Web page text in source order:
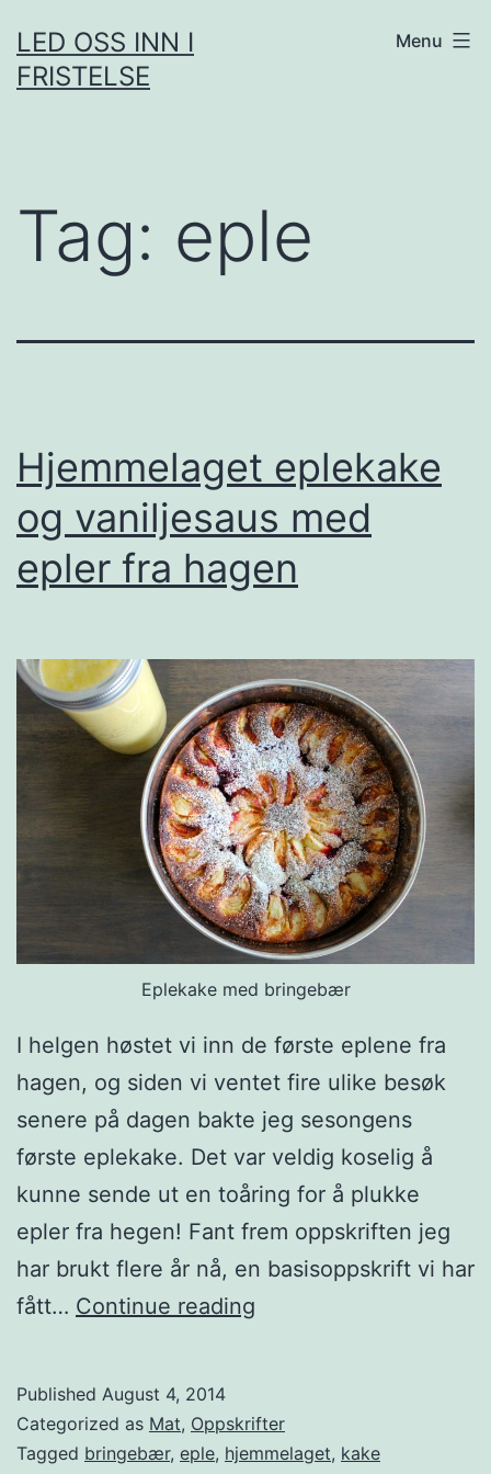
to
content
LED OSS INN I
FRISTELSE
Menu
Tag: eple
Hjemmelaget eplekake
og vaniljesaus med
epler fra hagen
Eplekake med bringebær
I helgen høstet vi inn de første eplene fra
hagen, og siden vi ventet fire ulike besøk
senere på dagen bakte jeg sesongens
første eplekake. Det var veldig koselig å
kunne sende ut en toåring for å plukke
epler fra hegen! Fant frem oppskriften jeg
har brukt flere år nå, en basisoppskrift vi har
fått… Continue reading
m
m
Published August 4, 2014
Categorized as Mat, Oppskrifter
Tagged bringebær, eple, hjemmelaget, kake